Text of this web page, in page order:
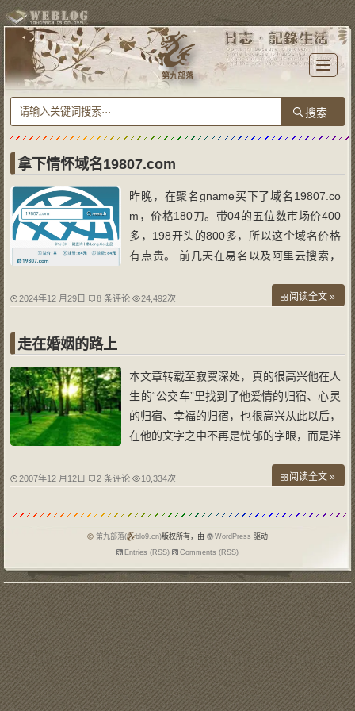
T
o
l
e
n
i
n
第九部落
拿下情怀域名19807.com
昨晚，在聚名gname买下了域名19807.co
m，价格180刀。带04的五位数市场价400
多，198开头的800多，所以这个域名价格
有点贵。 前几天在易名以及阿里云搜索，
洋。在阿里云我用其他域名测试了下，还是
事情，我在
2024年12 月29日 8 条评论 24,492次 阅读全文 »
走在婚姻的路上
本文章转载至寂寞深处，真的很高兴他在人
生的“公交车”里找到了他爱情的归宿、心灵
的归宿、幸福的归宿，也很高兴从此以后，
在他的文字之中不再是忧郁的字眼，而是洋
淡的哀愁，依然会是优美的，也祝福他们幸
的公交车接二连三频频为你停留，而真
2007年12 月12日 2 条评论 10,334次 阅读全文 »
第九部落( blo9.cn)版权所有，由 WordPress 驱动
Entries (RSS)
Comments (RSS)